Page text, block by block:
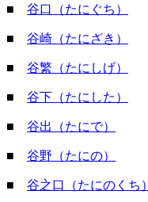
■ 谷口（たにぐち）
■ 谷崎（たにざき）
■ 谷繁（たにしげ）
■ 谷下（たにした）
■ 谷出（たにで）
■ 谷野（たにの）
■ 谷之口（たにのくち）